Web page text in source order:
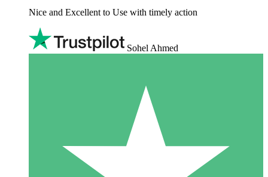
Nice and Excellent to Use with timely action
Sohel Ahmed